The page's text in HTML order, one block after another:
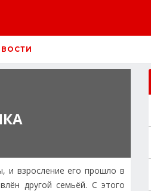
и взросление его прошло в
другой семьёй. С этого